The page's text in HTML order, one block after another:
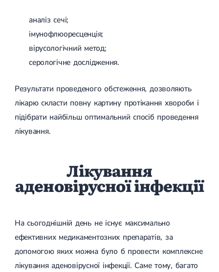
аналіз сечі;
імунофлюоресценція;
вірусологічний метод;
серологічне дослідження.
Результати проведеного обстеження, дозволяють
лікарю скласти повну картину протікання хвороби і
підібрати найбільш оптимальний спосіб проведення
лікування.
Лікування
аденовірусної інфекції
На сьогоднішній день не існує максимально
ефективних медикаментозних препаратів, за
допомогою яких можна було б провести комплексне
лікування аденовірусної інфекції. Саме тому, багато